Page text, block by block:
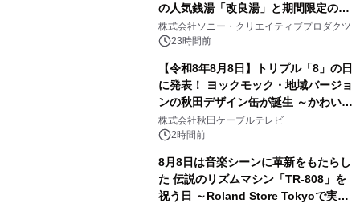
の人気銭湯「改良湯」と期間限定のコ
ラボレーション サウナイキタイコラ
ボグッズも発売決定！
株式会社ソニー・クリエイティブプロダクツ
23時間前
【令和8年8月8日】トリプル「8」の日
に発表！ ヨックモック・地域バージョ
ンの秋田デザイン缶が誕生 ～かわいい
秋田犬の子犬と秋田の四季と名所を巡
るパッケージ～ 9月1日(火)秋田県内で
株式会社秋田ケーブルテレビ
2時間前
8月8日は音楽シーンに革新をもたらし
た 伝説のリズムマシン「TR-808」を
祝う日 ～Roland Store Tokyoで実機